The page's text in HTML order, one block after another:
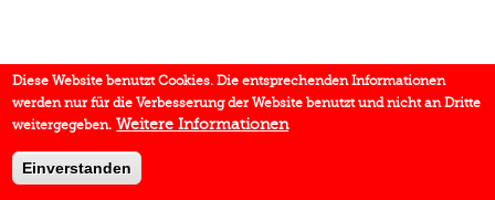
Diese Website benutzt Cookies. Die entsprechenden Informationen
werden nur für die Verbesserung der Website benutzt und nicht an Dritte
weitergegeben. Weitere Informationen
Einverstanden